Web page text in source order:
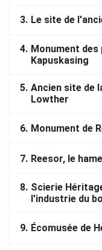
3. Le site de
4. Monument
Kapuskasing
5. Ancien site de
Lowther
6. Monument de
7. Reesor, le
8. Scierie
l'industrie du
9. Écomusée de